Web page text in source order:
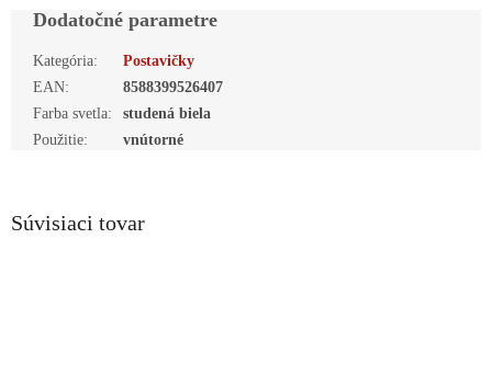
Súvisiaci tovar
Dodatočné parametre
Kategória:
Postavičky
EAN:
8588399526407
Farba svetla:
studená biela
Použitie: vnútorné